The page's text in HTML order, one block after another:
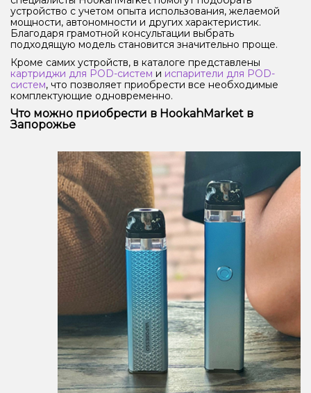
устройство с учетом опыта использования, желаемой
мощности, автономности и других характеристик.
Благодаря грамотной консультации выбрать
подходящую модель становится значительно проще.
Кроме самих устройств, в каталоге представлены
картриджи для POD-систем и испарители для POD-
систем, что позволяет приобрести все необходимые
комплектующие одновременно.
Что можно приобрести в HookahMarket в
Запорожье